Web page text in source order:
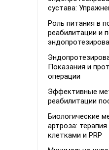
сустава:
Роль питания в
реабилитации и
Показания и
операции
Эффективные
реабилитации
Биологические
артроза:
клетками и PRP